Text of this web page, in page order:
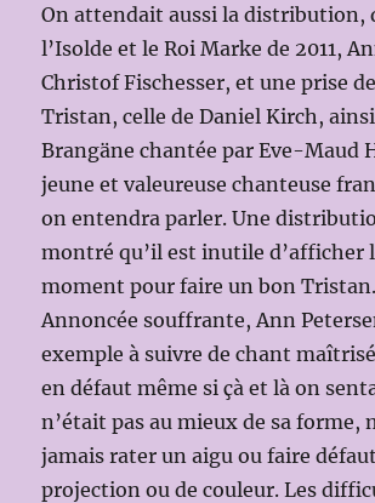
On attendait aussi la distribution,
l’Isolde et le Roi Marke de 2011,
Christof Fischesser, et une prise
Tristan, celle de Daniel Kirch,
Brangäne chantée par Eve-Maud
jeune et valeureuse chanteuse
on entendra parler. Une
montré qu’il est inutile d’afficher
moment pour faire un bon Tristan.
Annoncée souffrante, Ann
exemple à suivre de chant
en défaut même si çà et là on
n’était pas au mieux de sa forme,
jamais rater un aigu ou faire
projection ou de couleur. Les